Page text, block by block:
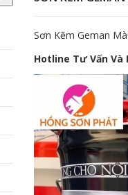
Sơn Kẽm Geman
Hotline Tư Vấn Và